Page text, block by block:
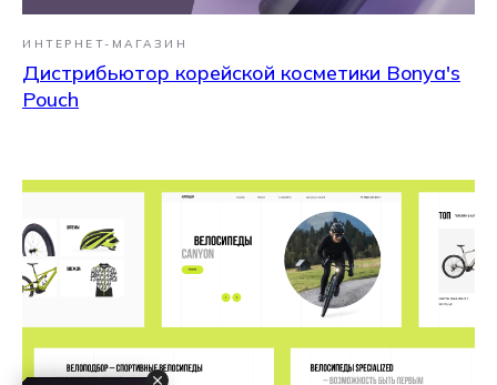
ИНТЕРНЕТ-МАГАЗИН
Дистрибьютор корейской косметики Bonya's
Pouch